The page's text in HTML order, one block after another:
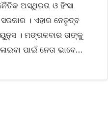
ଅସ୍ଥିରତା ଓ ହିଂସା
। ଏହାର ନେତୃତ୍ବ
। ମଙ୍ଗଳବାର ତାଙ୍କୁ
ପାଇଁ ନେତା ଭାବେ…